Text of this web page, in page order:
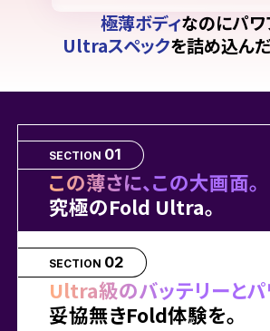
極薄ボディなのにパワ
Ultraスペックを詰め込ん
SECTION 01
この薄さに、この大画面。
究極のFold Ultra。
SECTION 02
Ultra級のバッテリーと
妥協無きFold体験を。